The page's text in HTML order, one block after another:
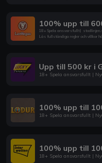
100% upp till
18+ Spela ansvarsfullt|
Läs fullständiga regler och villkor
Upp till 500 kr i
18+ Spela ansvarsfullt |
100% upp till
18+ Spela ansvarsfullt |
100% upp till
18+ Spela ansvarsfullt |